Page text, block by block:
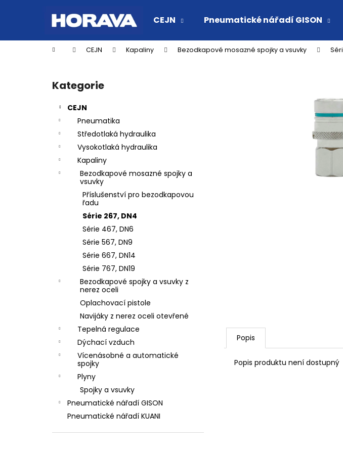
CEJN Pneumatické nářadí GISON
Domů CEJN Kapaliny Bezodkapové mosazné spojky a vsuvky
Přeskočit
kategorie
Kategorie
CEJN
Pneumatika
Středotlaká hydraulika
Vysokotlaká hydraulika
Kapaliny
Bezodkapové mosazné spojky a
vsuvky
Příslušenství pro bezodkapovou
řadu
Série 267, DN4
Série 467, DN6
Série 567, DN9
Série 667, DN14
Série 767, DN19
Bezodkapové spojky a vsuvky z
nerez oceli
Oplachovací pistole
Navijáky z nerez oceli otevřené
Tepelná regulace
Dýchací vzduch
Vícenásobné a automatické
spojky
Plyny
Spojky a vsuvky
Pneumatické nářadí GISON
Pneumatické nářadí KUANI
Popis
Popis produktu není dostupný
í
Zpět
do
Zpět
do
Co potřebujete
Doporučujeme
RYCHLOSPOJKA ESAFE R 1/2" VNĚJŠÍ
684,86 Kč